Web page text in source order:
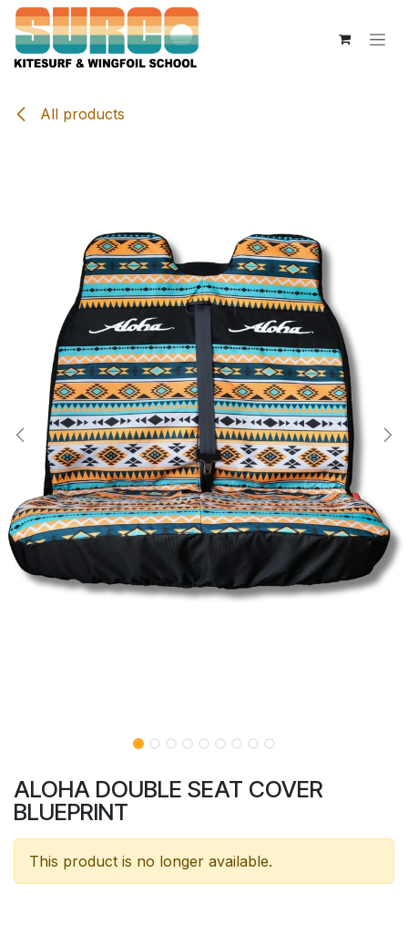
Skip to Content
All products
ALOHA DOUBLE SEAT COVER
BLUEPRINT
This product is no longer available.